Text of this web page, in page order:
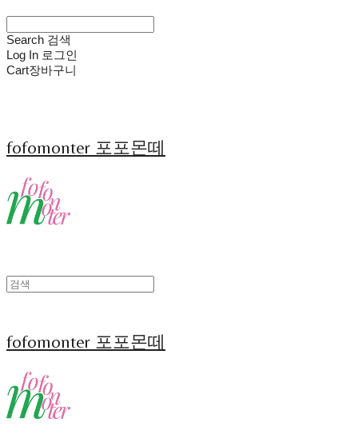
Search 검색
Log In 로그인
Cart장바구니
fofomonter 포포몬떼
fofomonter 포포몬떼